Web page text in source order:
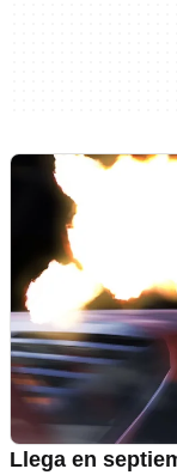
Llega en